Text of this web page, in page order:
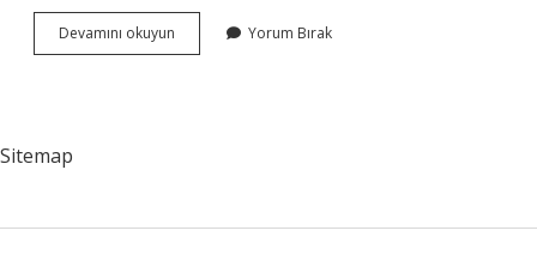
Devamını okuyun
Saçlı
Yorum Bırak
Sitemap